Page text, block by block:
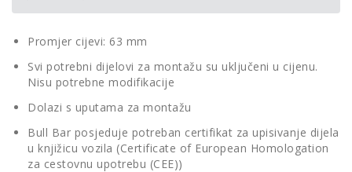
Promjer cijevi: 63 mm
Svi potrebni dijelovi za montažu su uključeni u cijenu.
Nisu potrebne modifikacije
Dolazi s uputama za montažu
Bull Bar posjeduje potreban certifikat za upisivanje dijela
u knjižicu vozila (Certificate of European Homologation
za cestovnu upotrebu (CEE))